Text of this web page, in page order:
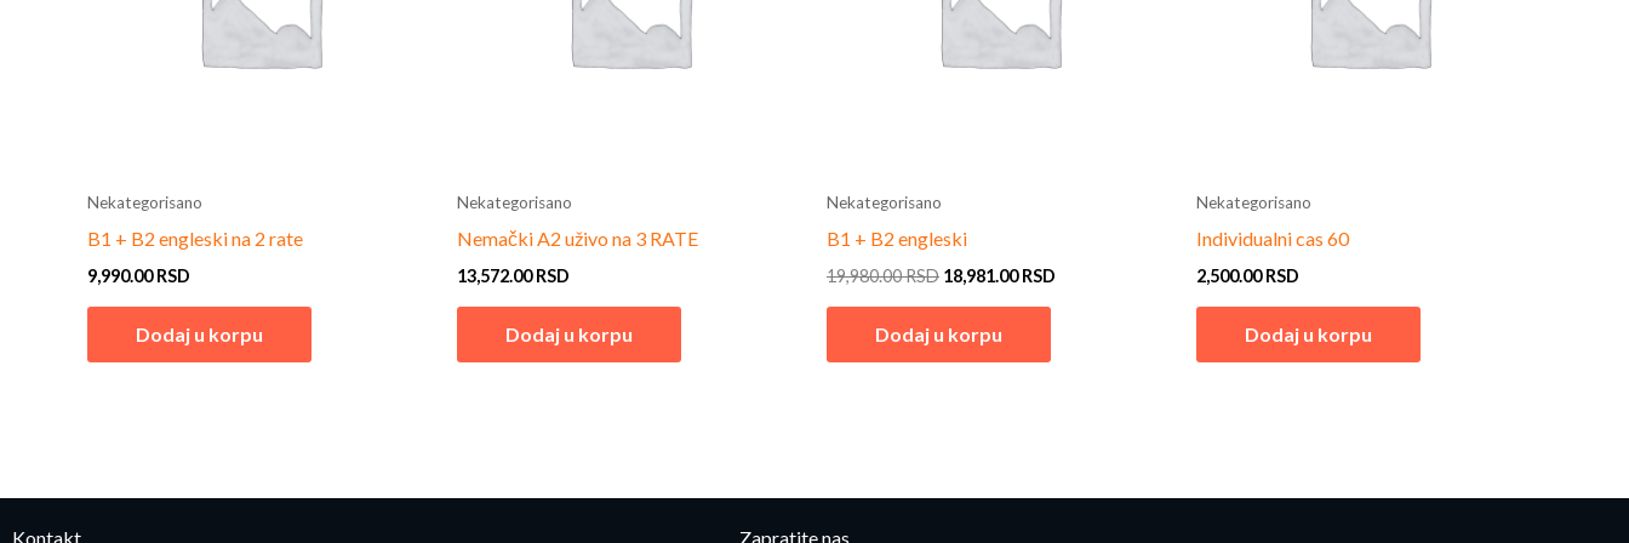
Nekategorisano
B1 + B2 engleski na 2 rate
9,990.00RSD
Dodaj u korpu
Nekategorisano
Nemački A2 uživo na 3 RATE
13,572.00RSD
Dodaj u korpu
Nekategorisano
B1 + B2 engleski
19,980.00RSD 18,981.00RSD
Dodaj u korpu
Nekategorisano
Individualni cas 60
2,500.00RSD
Dodaj u korpu
Kontakt Zapratite nas